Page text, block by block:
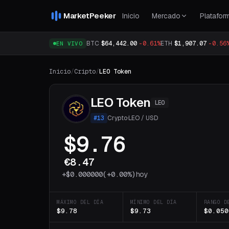
MarketPeeker Inicio Mercado
EN VIVO BTC $64,442.00 -0.61%ETH $1,907.07 -
Inicio/Cripto/LEO Token
LEO Token LEO
#13 Crypto·LEO / USD
$9.76
€8.47
+$0.000000(+0.00%)hoy
MÁXIMO DEL DÍA
$9.78
MÍNIMO DEL DÍA
$9.73
RANGO